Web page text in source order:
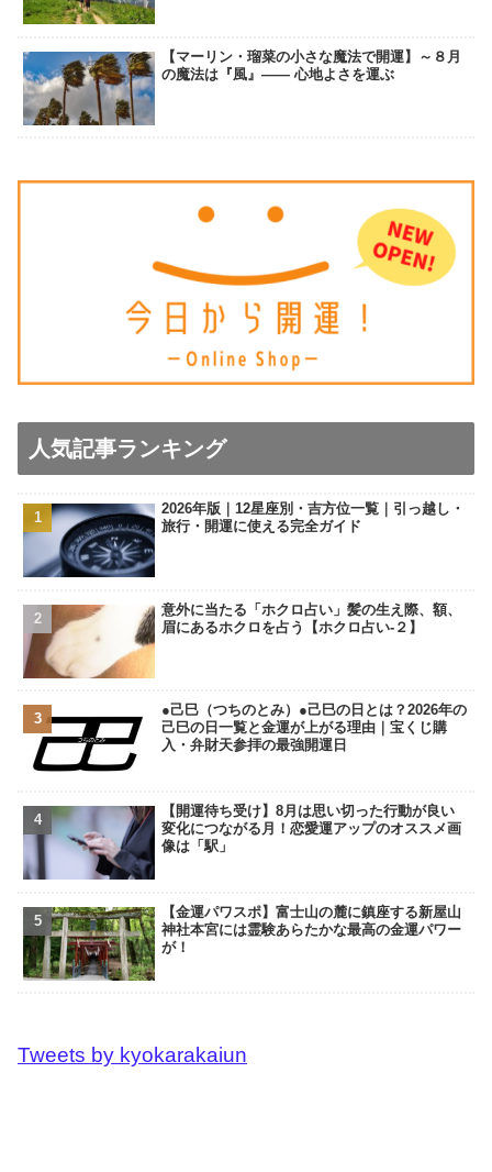
【マーリン・瑠菜の小さな魔法で開運】～８月
の魔法は『風』―― 心地よさを運ぶ
人気記事ランキング
2026年版｜12星座別・吉方位一覧｜引っ越し・
旅行・開運に使える完全ガイド
意外に当たる「ホクロ占い」髪の生え際、額、
眉にあるホクロを占う【ホクロ占い‐２】
●己巳（つちのとみ）●己巳の日とは？2026年の
己巳の日一覧と金運が上がる理由｜宝くじ購
入・弁財天参拝の最強開運日
【開運待ち受け】8月は思い切った行動が良い
変化につながる月！恋愛運アップのオススメ画
像は「駅」
【金運パワスポ】富士山の麓に鎮座する新屋山
神社本宮には霊験あらたかな最高の金運パワー
が！
Tweets by kyokarakaiun